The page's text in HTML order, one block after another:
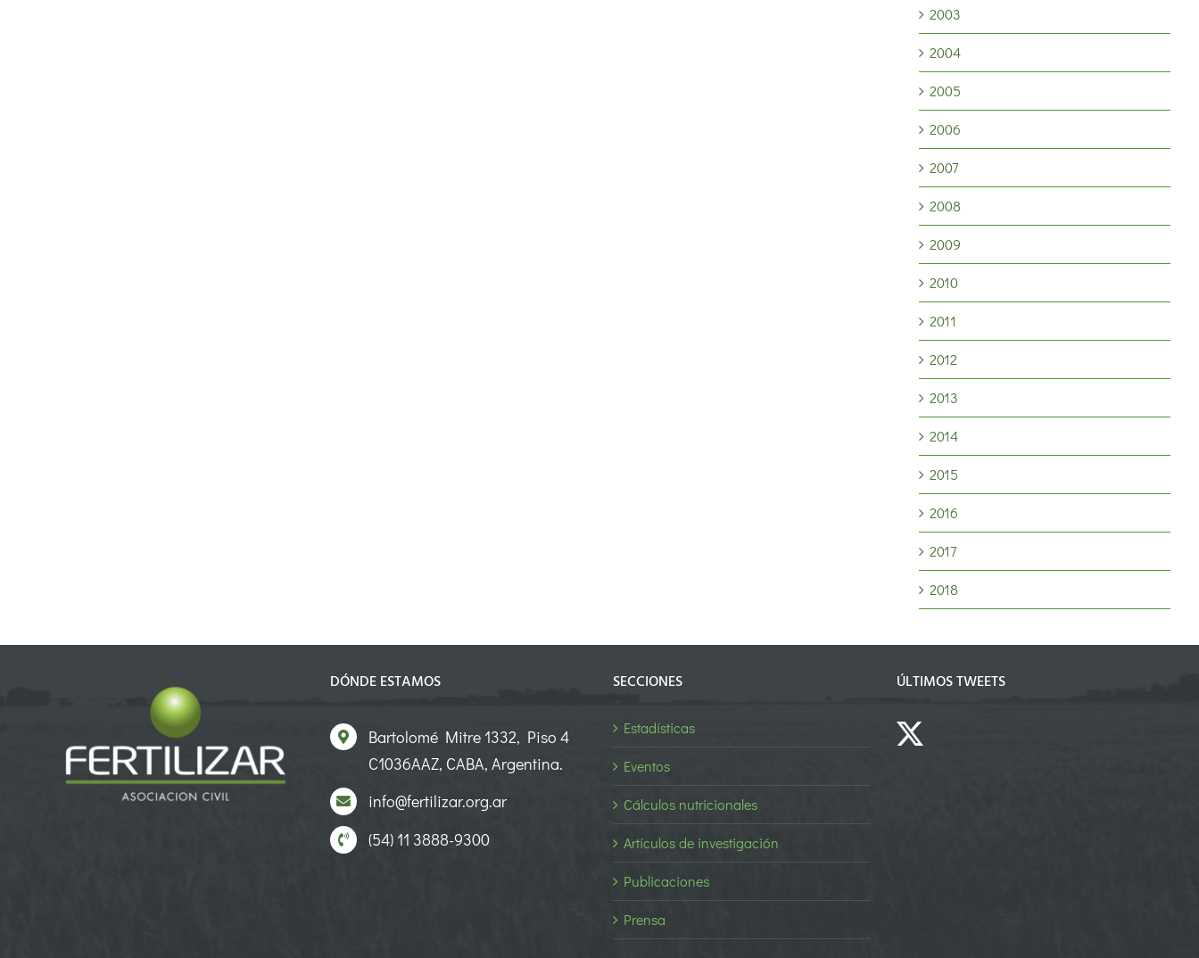
2003
2004
2005
2006
2007
2008
2009
2010
2011
2012
2013
2014
2015
2016
2017
2018
DÓNDE ESTAMOS
Bartolomé Mitre 1332, Piso 4
C1036AAZ, CABA, Argentina.
info@fertilizar.org.ar
(54) 11 3888-9300
SECCIONES
Estadísticas
Eventos
Cálculos nutricionales
Artículos de investigación
Publicaciones
Prensa
ÚLTIMOS TWEETS